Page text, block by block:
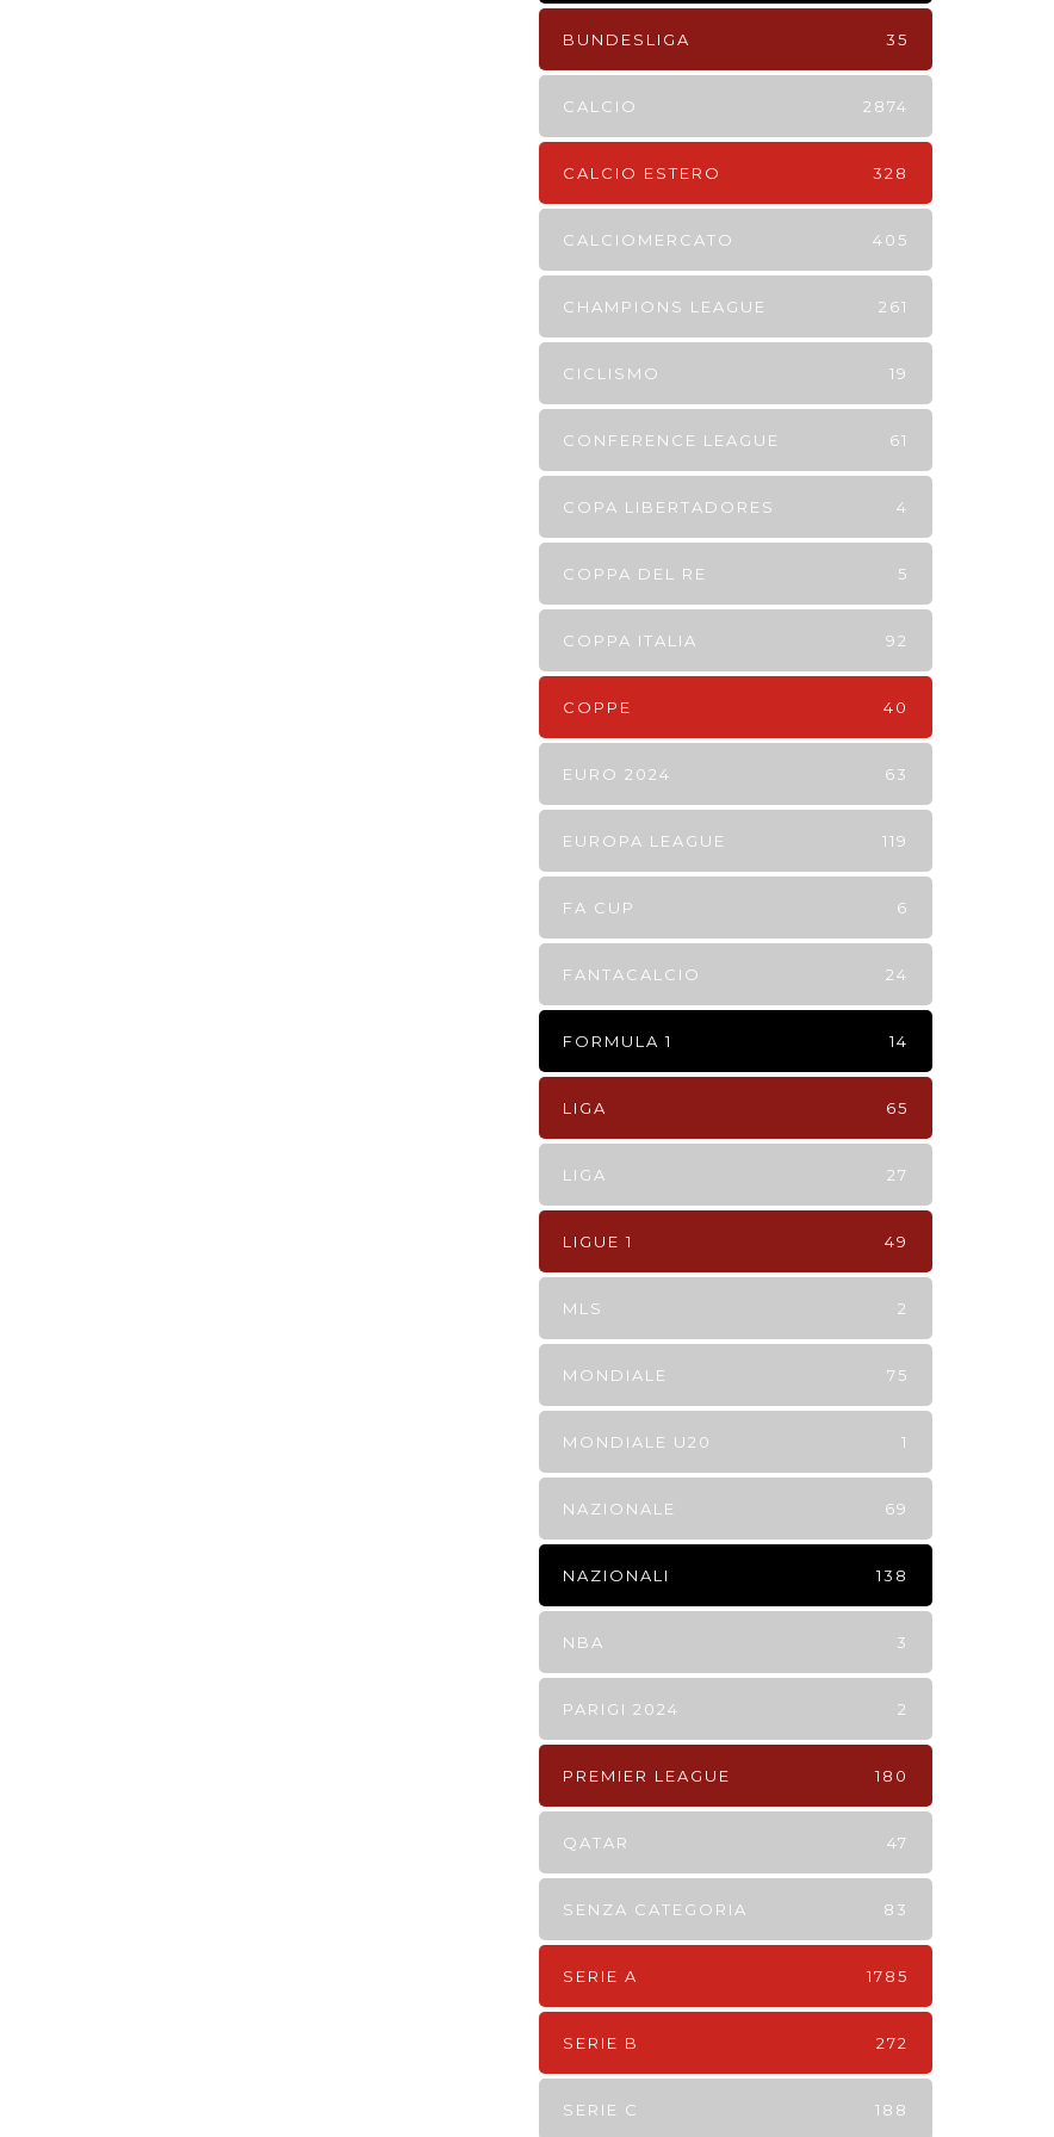
BUNDESLIGA 35
CALCIO 2874
CALCIO ESTERO 328
CALCIOMERCATO 405
CHAMPIONS LEAGUE 261
CICLISMO 19
CONFERENCE LEAGUE 61
COPA LIBERTADORES 4
COPPA DEL RE 5
COPPA ITALIA 92
COPPE 40
EURO 2024 63
EUROPA LEAGUE 119
FA CUP 6
FANTACALCIO 24
FORMULA 1 14
LIGA 65
LIGA 27
LIGUE 1 49
MLS 2
MONDIALE 75
MONDIALE U20 1
NAZIONALE 69
NAZIONALI 138
NBA 3
PARIGI 2024 2
PREMIER LEAGUE 180
QATAR 47
SENZA CATEGORIA 83
SERIE A 1785
SERIE B 272
SERIE C 188